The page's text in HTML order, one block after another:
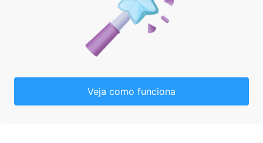
Veja como funciona